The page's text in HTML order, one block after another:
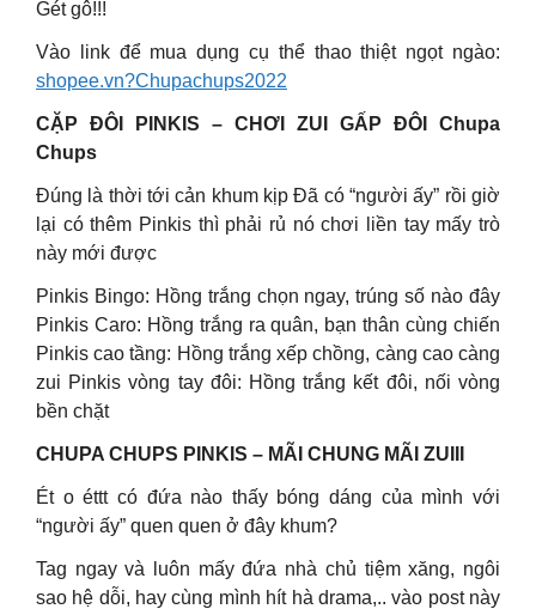
Gét gô!!!
Vào link để mua dụng cụ thể thao thiệt ngọt ngào:
shopee.vn?Chupachups2022
CẶP ĐÔI PINKIS – CHƠI ZUI GẤP ĐÔI Chupa
Chups
Đúng là thời tới cản khum kịp Đã có “người ấy” rồi giờ
lại có thêm Pinkis thì phải rủ nó chơi liền tay mấy trò
này mới được
Pinkis Bingo: Hồng trắng chọn ngay, trúng số nào đây
Pinkis Caro: Hồng trắng ra quân, bạn thân cùng chiến
Pinkis cao tầng: Hồng trắng xếp chồng, càng cao càng
zui Pinkis vòng tay đôi: Hồng trắng kết đôi, nối vòng
bền chặt
CHUPA CHUPS PINKIS – MÃI CHUNG MÃI ZUIII
Ét o éttt có đứa nào thấy bóng dáng của mình với
“người ấy” quen quen ở đây khum?
Tag ngay và luôn mấy đứa nhà chủ tiệm xăng, ngôi
sao hệ dỗi, hay cùng mình hít hà drama,.. vào post này